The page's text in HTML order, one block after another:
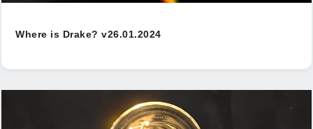
Where is Drake? v26.01.2024